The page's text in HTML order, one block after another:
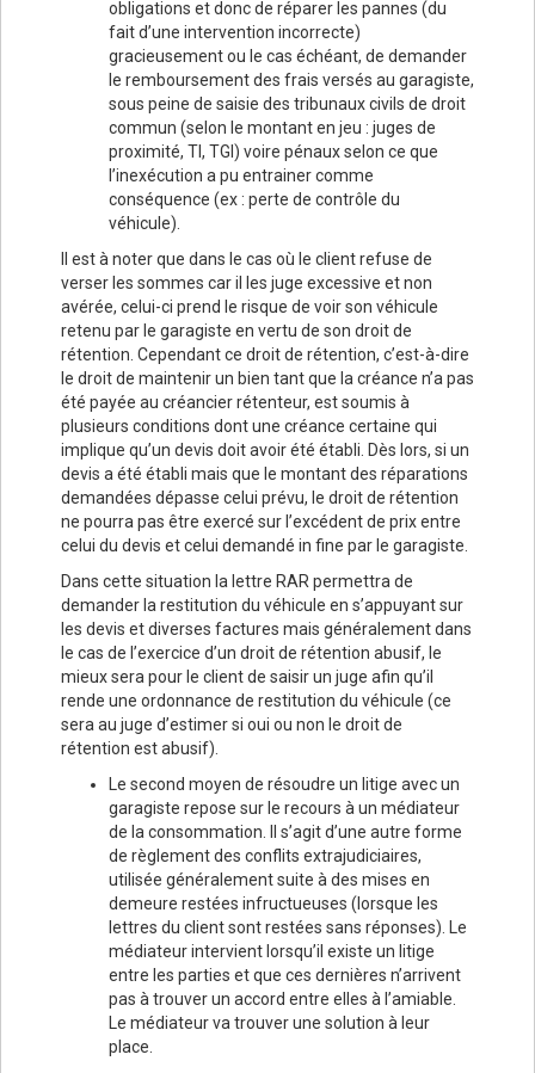
obligations et donc de réparer les pannes (du
fait d’une intervention incorrecte)
gracieusement ou le cas échéant, de demander
le remboursement des frais versés au garagiste,
sous peine de saisie des tribunaux civils de droit
commun (selon le montant en jeu : juges de
proximité, TI, TGI) voire pénaux selon ce que
l’inexécution a pu entrainer comme
conséquence (ex : perte de contrôle du
véhicule).
Il est à noter que dans le cas où le client refuse de
verser les sommes car il les juge excessive et non
avérée, celui-ci prend le risque de voir son véhicule
retenu par le garagiste en vertu de son droit de
rétention. Cependant ce droit de rétention, c’est-à-dire
le droit de maintenir un bien tant que la créance n’a pas
été payée au créancier rétenteur, est soumis à
plusieurs conditions dont une créance certaine qui
implique qu’un devis doit avoir été établi. Dès lors, si un
devis a été établi mais que le montant des réparations
demandées dépasse celui prévu, le droit de rétention
ne pourra pas être exercé sur l’excédent de prix entre
celui du devis et celui demandé in fine par le garagiste.
Dans cette situation la lettre RAR permettra de
demander la restitution du véhicule en s’appuyant sur
les devis et diverses factures mais généralement dans
le cas de l’exercice d’un droit de rétention abusif, le
mieux sera pour le client de saisir un juge afin qu’il
rende une ordonnance de restitution du véhicule (ce
sera au juge d’estimer si oui ou non le droit de
rétention est abusif).
Le second moyen de résoudre un litige avec un
garagiste repose sur le recours à un médiateur
de la consommation. Il s’agit d’une autre forme
de règlement des conflits extrajudiciaires,
utilisée généralement suite à des mises en
demeure restées infructueuses (lorsque les
lettres du client sont restées sans réponses). Le
médiateur intervient lorsqu’il existe un litige
entre les parties et que ces dernières n’arrivent
pas à trouver un accord entre elles à l’amiable.
Le médiateur va trouver une solution à leur
place.